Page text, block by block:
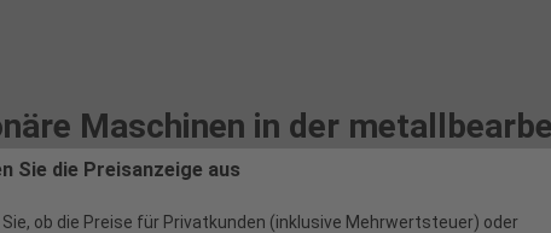
Maschinen in der
rund umstationäre Maschinen für die metallbearbeitende
Sie die Preisanzeige aus
ob die Preise für Privatkunden (inklusive Mehrwertsteuer) oder